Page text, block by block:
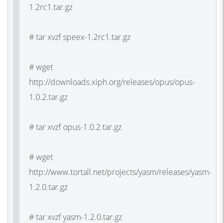
1.2rc1.tar.gz
# tar xvzf speex-1.2rc1.tar.gz
# wget
http://downloads.xiph.org/releases/opus/opus-
1.0.2.tar.gz
# tar xvzf opus-1.0.2.tar.gz
# wget
http://www.tortall.net/projects/yasm/releases/yasm-
1.2.0.tar.gz
# tar xvzf yasm-1.2.0.tar.gz